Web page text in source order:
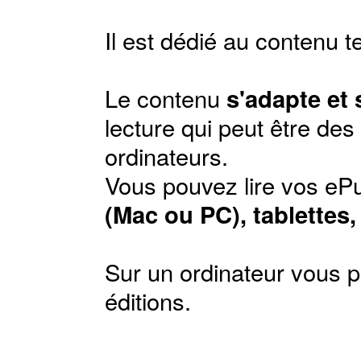
Il est dédié au contenu
Le contenu s'adapte et
lecture qui peut être
ordinateurs.
Vous pouvez lire vos
(Mac ou PC),
Sur un ordinateur vous
éditions.